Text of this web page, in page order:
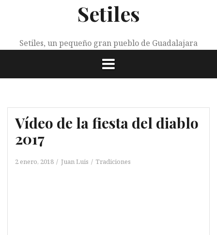
Setiles
Setiles, un pequeño gran pueblo de Guadalajara
Vídeo de la fiesta del diablo
2017
2 enero, 2018 Juan Luis Tradiciones